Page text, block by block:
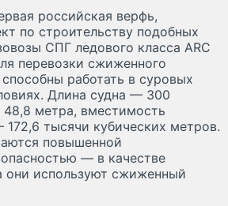
российская верфь,
по строительству подобных
СПГ ледового класса ARC
перевозки сжиженного
работать в суровых
Длина судна — 300
метра, вместимость
172,6 тысячи кубических метров.
повышенной
— в качестве
они используют сжиженный